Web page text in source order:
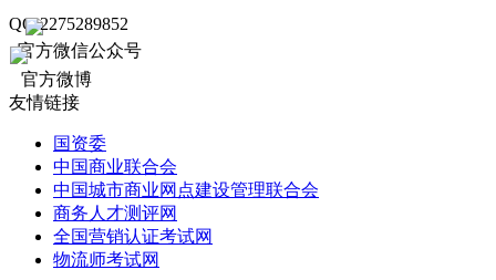
QQ:2275289852
官方微信公众号
官方微博
友情链接
国资委
中国商业联合会
中国城市商业网点建设管理联合会
商务人才测评网
全国营销认证考试网
物流师考试网